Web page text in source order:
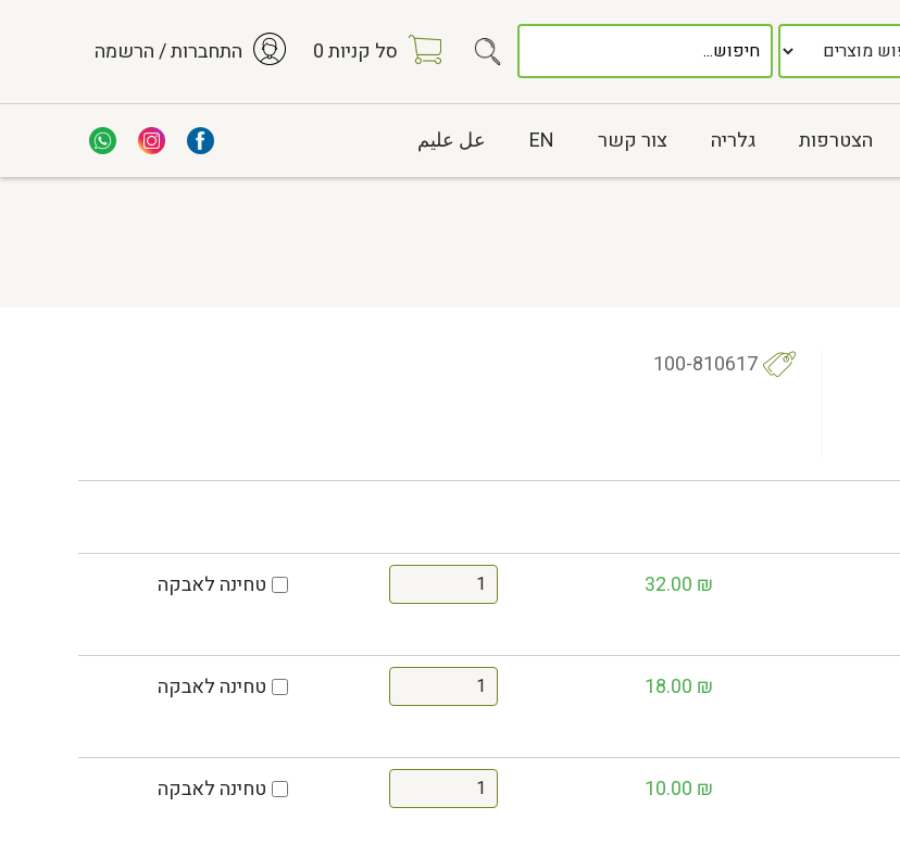
סל קניות0 התחברות / הרשמה
הצטרפות גלריה צור קשר EN عل عليم
100-810617
32.00 ₪
טחינה לאבקה
18.00 ₪
טחינה לאבקה
10.00 ₪
טחינה לאבקה